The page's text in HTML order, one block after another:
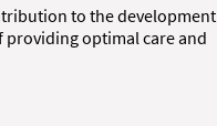
to the development
optimal care and